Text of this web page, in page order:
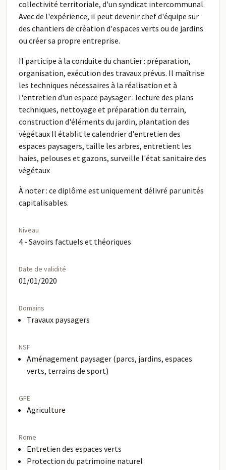
collectivité territoriale, d'un syndicat intercommunal.
Avec de l'expérience, il peut devenir chef d'équipe sur
des chantiers de création d'espaces verts ou de jardins
ou créer sa propre entreprise.
Il participe à la conduite du chantier : préparation,
organisation, exécution des travaux prévus. Il maîtrise
les techniques nécessaires à la réalisation et à
l'entretien d'un espace paysager : lecture des plans
techniques, nettoyage et préparation du terrain,
construction d'éléments du jardin, plantation des
végétaux Il établit le calendrier d'entretien des
espaces paysagers, taille les arbres, entretient les
haies, pelouses et gazons, surveille l'état sanitaire des
végétaux
À noter : ce diplôme est uniquement délivré par unités
capitalisables.
Niveau
4 - Savoirs factuels et théoriques
Date de validité
01/01/2020
Domains
Travaux paysagers
NSF
Aménagement paysager (parcs, jardins, espaces
verts, terrains de sport)
GFE
Agriculture
Rome
Entretien des espaces verts
Protection du patrimoine naturel